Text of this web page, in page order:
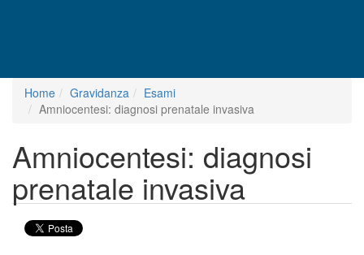
Home Gravidanza
Esami
Amniocentesi: diagnosi prenatale invasiva
Amniocentesi: diagnosi
prenatale invasiva